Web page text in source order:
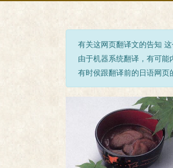
有关这网页翻译文的告知
由于机器系统翻译，有可能
有时侯跟翻译前的日语网页